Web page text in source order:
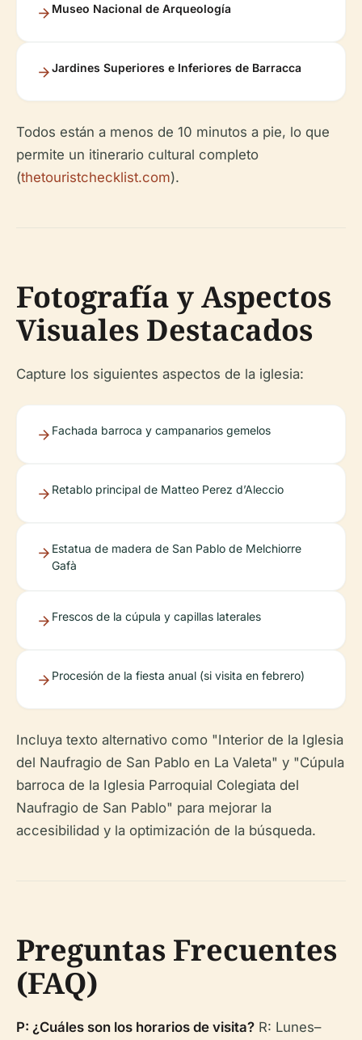
Museo Nacional de Arqueología
Jardines Superiores e Inferiores de Barracca
Todos están a menos de 10 minutos a pie, lo que
permite un itinerario cultural completo
(thetouristchecklist.com).
Fotografía y Aspectos
Visuales Destacados
Capture los siguientes aspectos de la iglesia:
Fachada barroca y campanarios gemelos
Retablo principal de Matteo Perez d’Aleccio
Estatua de madera de San Pablo de Melchiorre
Gafà
Frescos de la cúpula y capillas laterales
Procesión de la fiesta anual (si visita en febrero)
Incluya texto alternativo como "Interior de la Iglesia
del Naufragio de San Pablo en La Valeta" y "Cúpula
barroca de la Iglesia Parroquial Colegiata del
Naufragio de San Pablo" para mejorar la
accesibilidad y la optimización de la búsqueda.
Preguntas Frecuentes
(FAQ)
P: ¿Cuáles son los horarios de visita? R: Lunes–